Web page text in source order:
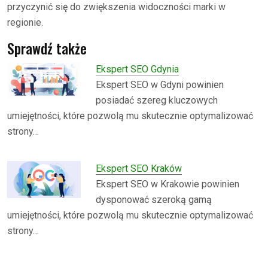
przyczynić się do zwiększenia widoczności marki w
regionie.
Sprawdź także
Ekspert SEO Gdynia
Ekspert SEO w Gdyni powinien
posiadać szereg kluczowych
umiejętności, które pozwolą mu skutecznie optymalizować
strony…
Ekspert SEO Kraków
Ekspert SEO w Krakowie powinien
dysponować szeroką gamą
umiejętności, które pozwolą mu skutecznie optymalizować
strony…